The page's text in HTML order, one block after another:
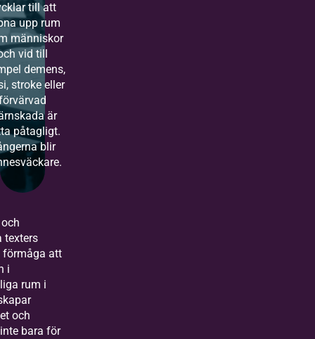
till att
upp rum
människor
vid till
demens,
stroke eller
är
påtagligt.
blir
texters
att
i
rum i
och
bara för